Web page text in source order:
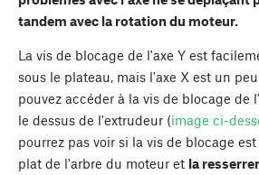
tandem avec la rotation du moteur.
La vis de blocage de l'axe Y est
sous le plateau, mais l'axe X est un
pouvez accéder à la vis de blocage de
le dessus de l'extrudeur (image ci-
pourrez pas voir si la vis de blocage
plat de l'arbre du moteur et la